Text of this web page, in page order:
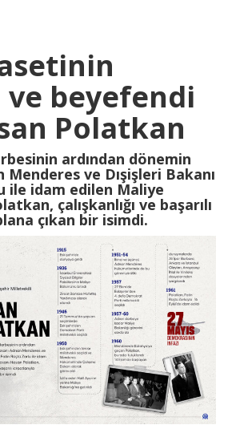
ve beyefendi
Polatkan
ardından dönemin
Menderes ve Dışişleri Bakanı
ile idam edilen Maliye
çalışkanlığı ve başarılı
çıkan bir isimdi.